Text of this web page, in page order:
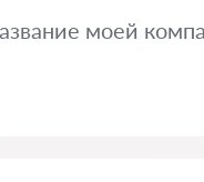
моей